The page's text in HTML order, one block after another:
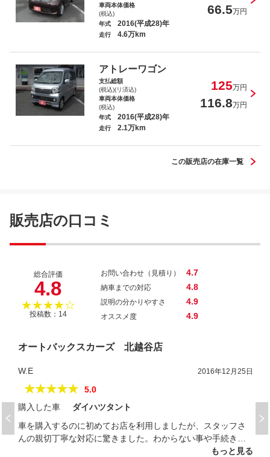
ｅＫワゴン Ｅ
テッド
車両本体価格
(税込)
66.5万円
年式 2016(平成28)年
走行 4.6万km
アトレーワゴン
支払総額
(税込)(リ済込)
125万円
車両本体価格
(税込)
116.8万円
年式 2016(平成28)年
走行 2.1万km
この販売店の在庫一覧
販売店の口コミ
総合評価
4.8
★★★★☆
投稿数：14
お問い合わせ（見積り） 4.7
納車までの対応 4.8
説明の分かりやすさ 4.9
オススメ度 4.9
オートバックスカーズ 北越谷店
W.E 2016年12月25日
★★★★★
5.0
購入した車
ダイハツタント
車を購入するのに初めてお店を利用しましたが、スタッフさ
んの親切丁寧な対応に驚きました。わからない事や手続きの
方法などもわかりやすく教えて頂きました。スタッフさんの
もっと見る